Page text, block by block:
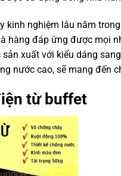
kinh nghiệm lâu năm
hàng đáp ứng được mọi
xuất với kiểu dáng
nước cao, sẽ mang đến
từ buffet